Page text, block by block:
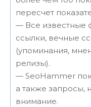
пересчет
— Все известные
ссылки, вечные
(упоминания,
релизы).
— SeoHammer
а также запросы,
внимание.